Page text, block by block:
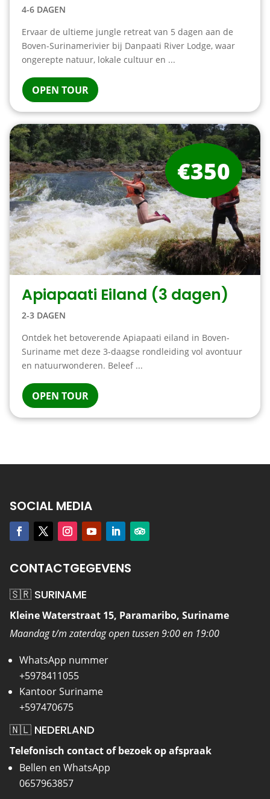
4-6 DAGEN
Ervaar de ultieme jungle retreat van 5 dagen aan de
Boven-Surinamerivier bij Danpaati River Lodge, waar
ongerepte natuur, lokale cultuur en ...
OPEN TOUR
Apiapaati Eiland (3 dagen)
2-3 DAGEN
Ontdek het betoverende Apiapaati eiland in Boven-
Suriname met deze 3-daagse rondleiding vol avontuur
en natuurwonderen. Beleef ...
OPEN TOUR
€350
SOCIAL MEDIA
CONTACTGEGEVENS
🇸🇷 SURINAME
Kleine Waterstraat 15, Paramaribo, Suriname
Maandag t/m zaterdag open tussen 9:00 en 19:00
WhatsApp nummer
+5978411055
Kantoor Suriname
+597470675
🇳🇱 NEDERLAND
Telefonisch contact of bezoek op afspraak
Bellen en WhatsApp
0657963857